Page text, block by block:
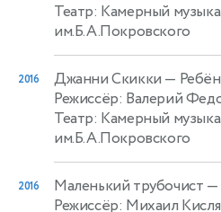
Театр: Камерный
им.Б.А.Покровского
2016 Джанни Скикки —
Режиссёр: Валерий
Театр: Камерный
им.Б.А.Покровского
2016 Маленький трубочист —
Режиссёр: Михаил